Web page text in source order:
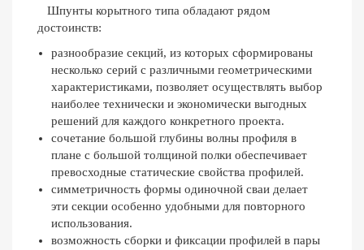
Шпунты корытного типа обладают рядом
достоинств:
разнообразие секций, из которых сформированы
несколько серий с различными геометрическими
характеристиками, позволяет осуществлять выбор
наиболее технически и экономически выгодных
решений для каждого конкретного проекта.
сочетание большой глубины волны профиля в
плане с большой толщиной полки обеспечивает
превосходные статические свойства профилей.
симметричность формы одиночной сваи делает
эти секции особенно удобными для повторного
использования.
возможность сборки и фиксации профилей в пары